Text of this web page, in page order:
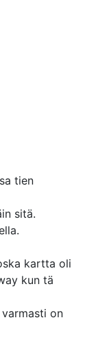
tien
sitä.
kartta oli
kun tä
on